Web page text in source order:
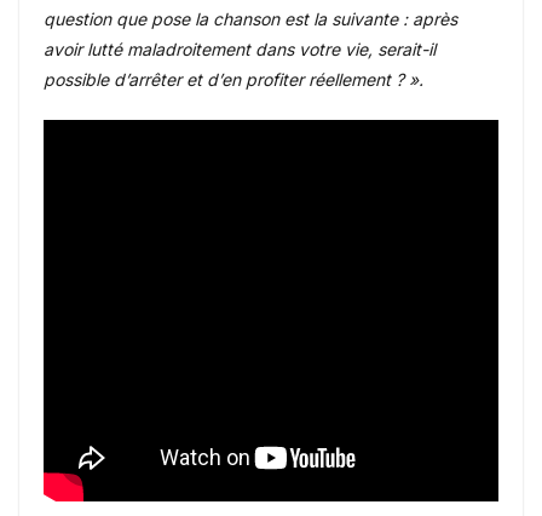
question que pose la chanson est la suivante : après
avoir lutté maladroitement dans votre vie, serait-il
possible d’arrêter et d’en profiter réellement ? ».